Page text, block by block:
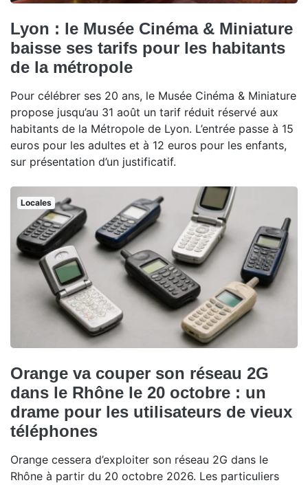
Lyon : le Musée Cinéma & Miniature
baisse ses tarifs pour les habitants
de la métropole
Pour célébrer ses 20 ans, le Musée Cinéma & Miniature
propose jusqu’au 31 août un tarif réduit réservé aux
habitants de la Métropole de Lyon. L’entrée passe à 15
euros pour les adultes et à 12 euros pour les enfants,
sur présentation d’un justificatif.
Locales
Orange va couper son réseau 2G
dans le Rhône le 20 octobre : un
drame pour les utilisateurs de vieux
téléphones
Orange cessera d’exploiter son réseau 2G dans le
Rhône à partir du 20 octobre 2026. Les particuliers